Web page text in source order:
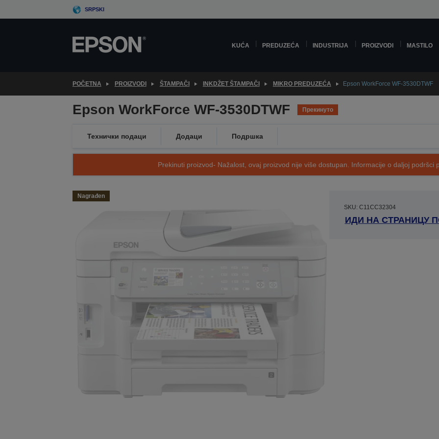
to
SRPSKI
KUĆA PREDUZEĆA INDUSTRIJA PROIZVODI MASTILO
POČETNA PROIZVODI ŠTAMPAČI INKDŽET ŠTAMPAČI MIKRO PREDUZEĆA Epson WorkForce WF-3530DTWF
Epson WorkForce WF-3530DTWF Прекинуто
Технички подаци Додаци Подршка
Prekinuti proizvod- Nažalost, ovaj proizvod nije više dostupan. Informacije o daljoj podršci
Nagrađen
SKU: C11CC32304
ИДИ НА СТРАНИЦУ